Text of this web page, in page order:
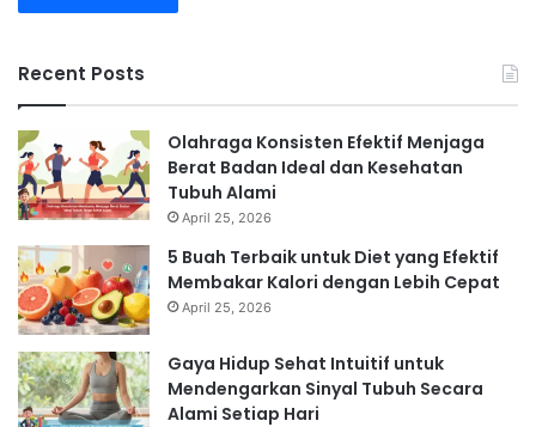
Recent Posts
Olahraga Konsisten Efektif Menjaga
Berat Badan Ideal dan Kesehatan
Tubuh Alami
April 25, 2026
5 Buah Terbaik untuk Diet yang Efektif
Membakar Kalori dengan Lebih Cepat
April 25, 2026
Gaya Hidup Sehat Intuitif untuk
Mendengarkan Sinyal Tubuh Secara
Alami Setiap Hari